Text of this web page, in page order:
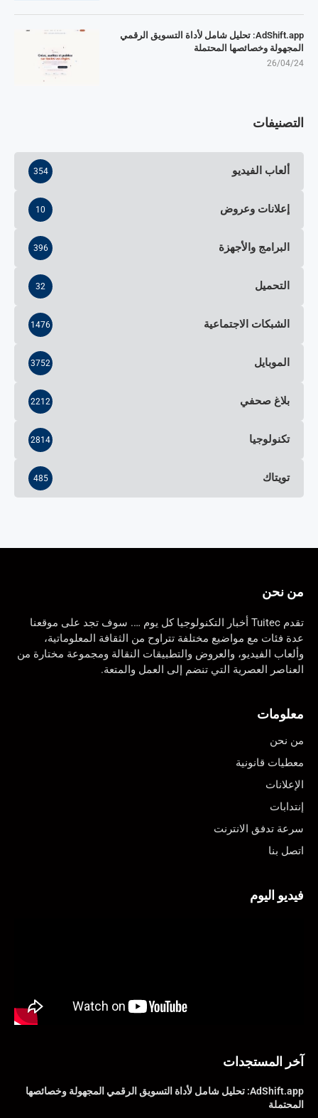
AdShift.app: تحليل شامل لأداة التسويق الرقمي
المجهولة وخصائصها المحتملة
26/04/24
التصنيفات
ألعاب الفيديو 354
إعلانات وعروض 10
البرامج والأجهزة 396
التحميل 32
الشبكات الاجتماعية 1476
الموبايل 3752
بلاغ صحفي 2212
تكنولوجيا 2814
تويتاك 485
من نحن
تقدم Tuitec أخبار التكنولوجيا كل يوم …. سوف تجد على موقعنا
عدة فئات مع مواضيع مختلفة تتراوح من الثقافة المعلوماتية،
وألعاب الفيديو، والعروض والتطبيقات النقالة ومجموعة مختارة من
العناصر العصرية التي تنضم إلى العمل والمتعة.
معلومات
من نحن
معطيات قانونية
الإعلانات
إنتدابات
سرعة تدفق الانترنت
اتصل بنا
فيديو اليوم
آخر المستجدات
AdShift.app: تحليل شامل لأداة التسويق الرقمي المجهولة وخصائصها
المحتملة